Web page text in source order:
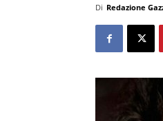
Di Redazione